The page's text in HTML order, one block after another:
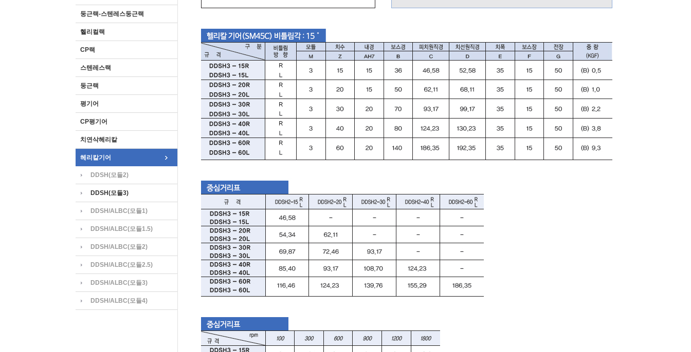
둥근랙-스텐레스둥근랙
헬리컬랙
CP랙
스텐레스랙
둥근랙
평기어
CP평기어
치연삭헤리칼
헤리칼기어
DDSH(모듈2)
DDSH(모듈3)
DDSH/ALBC(모듈1)
DDSH/ALBC(모듈1.5)
DDSH/ALBC(모듈2)
DDSH/ALBC(모듈2.5)
DDSH/ALBC(모듈3)
DDSH/ALBC(모듈4)